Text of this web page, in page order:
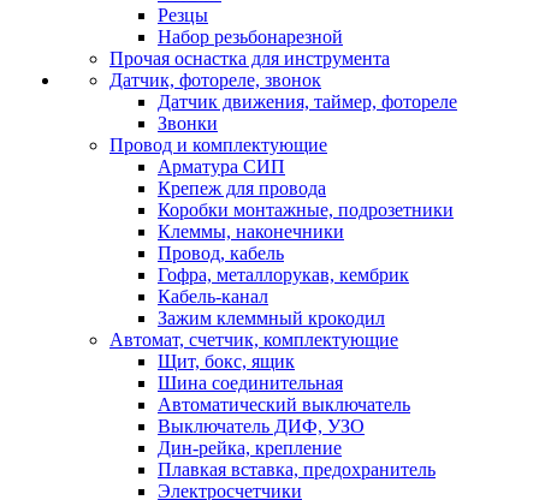
Резцы
Набор резьбонарезной
Прочая оснастка для инструмента
Датчик, фотореле, звонок
Датчик движения, таймер, фотореле
Звонки
Провод и комплектующие
Арматура СИП
Крепеж для провода
Коробки монтажные, подрозетники
Клеммы, наконечники
Провод, кабель
Гофра, металлорукав, кембрик
Кабель-канал
Зажим клеммный крокодил
Автомат, счетчик, комплектующие
Щит, бокс, ящик
Шина соединительная
Автоматический выключатель
Выключатель ДИФ, УЗО
Дин-рейка, крепление
Плавкая вставка, предохранитель
Электросчетчики